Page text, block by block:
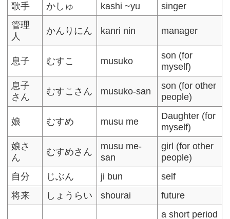
歌手
かしゅ kashi ~yu
singer
管理
人
かんりにん kanri nin manager
息子 むすこ musuko
son (for
myself)
息子
さん
むすこさん musuko-san
son (for other
people)
娘 むすめ musu me
Daughter (for
myself)
娘さ
ん
むすめさん
musu me-
san
girl (for other
people)
自分
じぶん ji bun
self
将来
しょうらい shourai future
a short period